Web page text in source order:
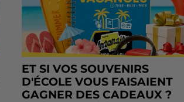
ET SI VOS SOUVENIRS
D'ÉCOLE VOUS FAISAIENT
GAGNER DES CADEAUX ?